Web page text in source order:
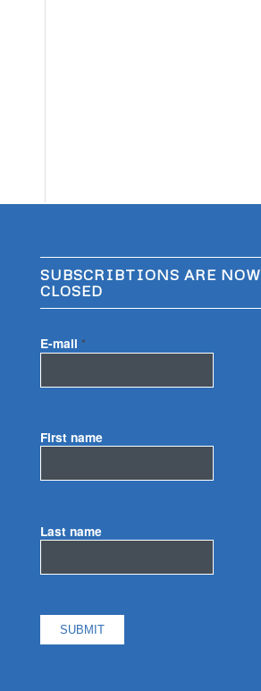
SUBSCRIBTIONS ARE NOW
CLOSED
E-mail *
First name
Last name